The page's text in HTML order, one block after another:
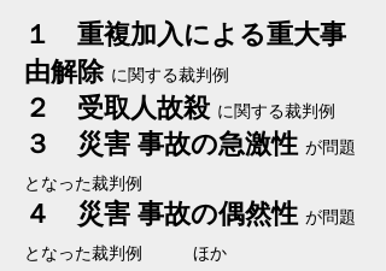
１ 重複加入による重大事
由解除 に関する裁判例
２ 受取人故殺 に関する裁判例
３ 災害 事故の急激性 が問題
となった裁判例
４ 災害 事故の偶然性 が問題
となった裁判例 ほか